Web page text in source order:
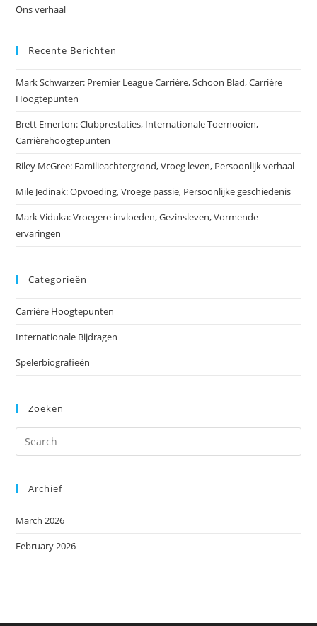
Ons verhaal
Recente Berichten
Mark Schwarzer: Premier League Carrière, Schoon Blad, Carrière
Hoogtepunten
Brett Emerton: Clubprestaties, Internationale Toernooien,
Carrièrehoogtepunten
Riley McGree: Familieachtergrond, Vroeg leven, Persoonlijk verhaal
Mile Jedinak: Opvoeding, Vroege passie, Persoonlijke geschiedenis
Mark Viduka: Vroegere invloeden, Gezinsleven, Vormende
ervaringen
Categorieën
Carrière Hoogtepunten
Internationale Bijdragen
Spelerbiografieën
Zoeken
Archief
March 2026
February 2026